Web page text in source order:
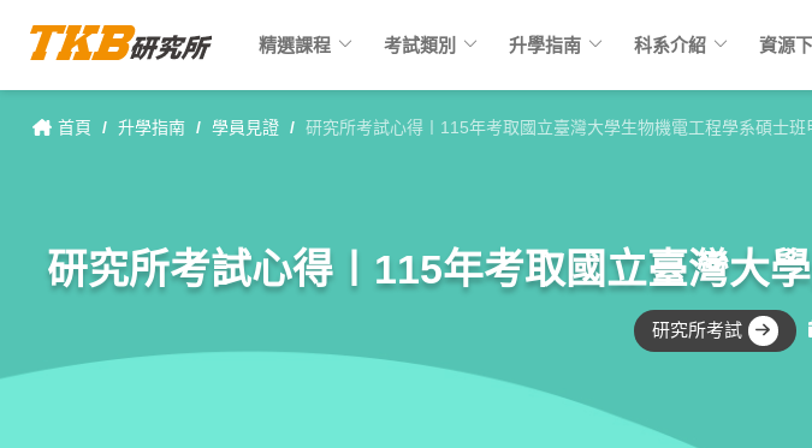
首頁 / 升學指南 / 學員見證 / 研究所考試心得〡115年考取國立臺灣大學生物機電工程學系碩士班
研究所考試心得〡115年考取國立臺灣大
研究所考試
精選課程 keyboard_arrow_down 考試類別 keyboard_arrow_down 升學指南 keyboard_arrow_down 科系介紹 keyboard_arrow_down 資源